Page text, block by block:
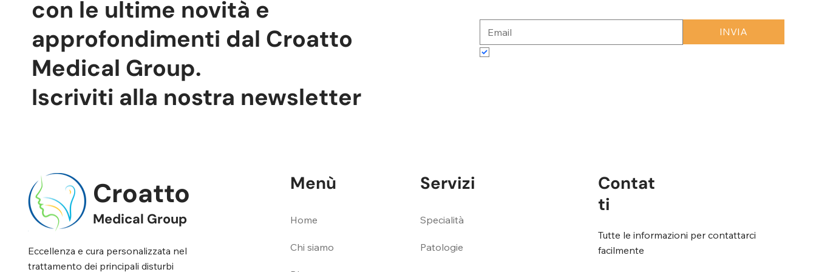
con le ultime novità e
approfondimenti dal Croatto
Medical Group.
Iscriviti alla nostra newsletter
INVIA
Croatto
Medical Group
Eccellenza e cura personalizzata nel
trattamento dei principali disturbi
Menù
Home
Chi siamo
Servizi
Specialità
Patologie
Contat
ti
Tutte le informazioni per contattarci
facilmente